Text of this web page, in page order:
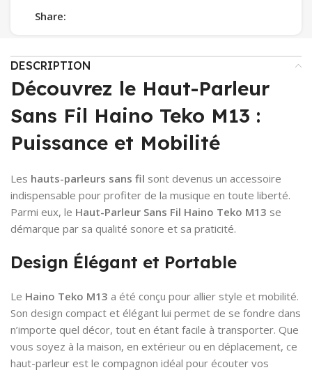
Share:
DESCRIPTION
Découvrez le Haut-Parleur
Sans Fil Haino Teko M13 :
Puissance et Mobilité
Les hauts-parleurs sans fil sont devenus un accessoire
indispensable pour profiter de la musique en toute liberté.
Parmi eux, le Haut-Parleur Sans Fil Haino Teko M13 se
démarque par sa qualité sonore et sa praticité.
Design Élégant et Portable
Le Haino Teko M13 a été conçu pour allier style et mobilité.
Son design compact et élégant lui permet de se fondre dans
n’importe quel décor, tout en étant facile à transporter. Que
vous soyez à la maison, en extérieur ou en déplacement, ce
haut-parleur est le compagnon idéal pour écouter vos